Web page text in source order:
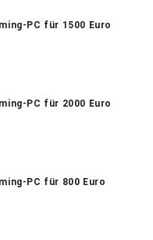
PC für 1500 Euro
PC für 2000 Euro
PC für 800 Euro